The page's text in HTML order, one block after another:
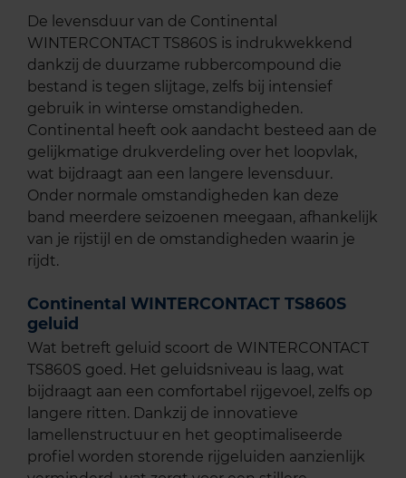
De levensduur van de Continental
WINTERCONTACT TS860S is indrukwekkend
dankzij de duurzame rubbercompound die
bestand is tegen slijtage, zelfs bij intensief
gebruik in winterse omstandigheden.
Continental heeft ook aandacht besteed aan de
gelijkmatige drukverdeling over het loopvlak,
wat bijdraagt aan een langere levensduur.
Onder normale omstandigheden kan deze
band meerdere seizoenen meegaan, afhankelijk
van je rijstijl en de omstandigheden waarin je
rijdt.
Continental WINTERCONTACT TS860S
geluid
Wat betreft geluid scoort de WINTERCONTACT
TS860S goed. Het geluidsniveau is laag, wat
bijdraagt aan een comfortabel rijgevoel, zelfs op
langere ritten. Dankzij de innovatieve
lamellenstructuur en het geoptimaliseerde
profiel worden storende rijgeluiden aanzienlijk